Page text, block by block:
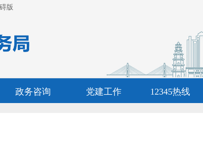
版
政务咨询 党建工作 12345热线